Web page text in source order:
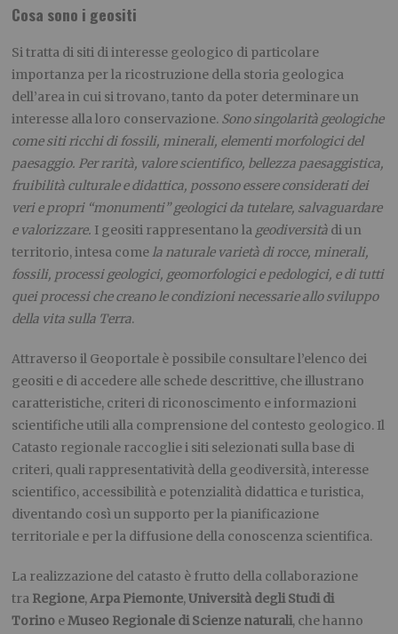
Cosa sono i geositi
Si tratta di siti di interesse geologico di particolare
importanza per la ricostruzione della storia geologica
dell’area in cui si trovano, tanto da poter determinare un
interesse alla loro conservazione. Sono singolarità geologiche
come siti ricchi di fossili, minerali, elementi morfologici del
paesaggio. Per rarità, valore scientifico, bellezza paesaggistica,
fruibilità culturale e didattica, possono essere considerati dei
veri e propri “monumenti” geologici da tutelare, salvaguardare
e valorizzare. I geositi rappresentano la geodiversità di un
territorio, intesa comela naturale varietà di rocce, minerali,
fossili, processi geologici, geomorfologici e pedologici, e di tutti
quei processi che creano le condizioni necessarie allo sviluppo
della vita sulla Terra.
Attraverso il Geoportale è possibile consultare l’elenco dei
geositi e di accedere alle schede descrittive, che illustrano
caratteristiche, criteri di riconoscimento e informazioni
scientifiche utili alla comprensione del contesto geologico. Il
Catasto regionale raccoglie i siti selezionati sulla base di
criteri, quali rappresentatività della geodiversità, interesse
scientifico, accessibilità e potenzialità didattica e turistica,
diventando così un supporto per la pianificazione
territoriale e per la diffusione della conoscenza scientifica.
La realizzazione del catasto è frutto della collaborazione
tra Regione,Arpa Piemonte,Università degli Studi di
Torino eMuseo Regionale di Scienze naturali, che hanno